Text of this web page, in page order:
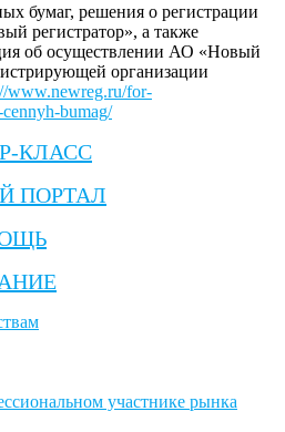
бумаг, решения о регистрации
регистратор», а также
об осуществлении АО «Новый
организации
www.newreg.ru/for-
bumag/
КЛАСС
ПОРТАЛ
участнике рынка